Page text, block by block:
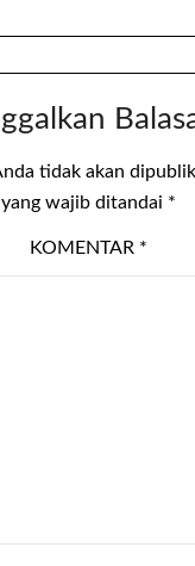
tidak akan
yang wajib ditandai *
KOMENTAR *